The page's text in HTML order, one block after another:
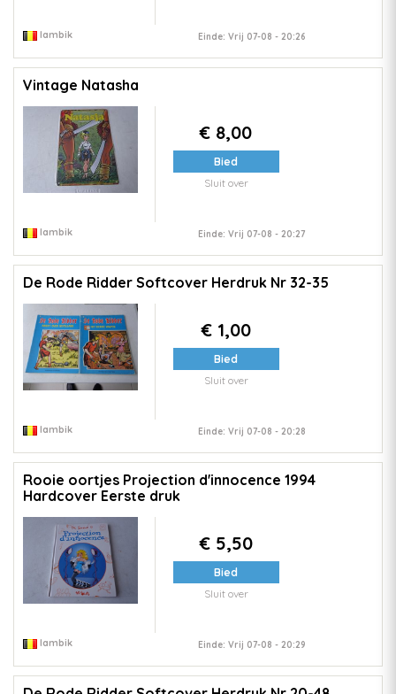
lambik Einde: Vrij 07-08 - 20:26
Vintage Natasha
€ 8,00
Bied
Sluit over
lambik Einde: Vrij 07-08 - 20:27
De Rode Ridder Softcover Herdruk Nr 32-35
€ 1,00
Bied
Sluit over
lambik Einde: Vrij 07-08 - 20:28
Rooie oortjes Projection d'innocence 1994
Hardcover Eerste druk
€ 5,50
Bied
Sluit over
lambik Einde: Vrij 07-08 - 20:29